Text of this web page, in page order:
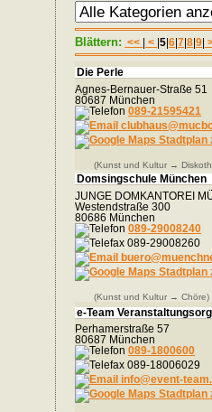
Blättern: << < |5 |6 |7 |8 |9
Die Perle
Agnes-Bernauer-Straße 51
80687 München
089-21595421
Stadtplan
(Kunst und Kultur →
Domsingschule München
JUNGE DOMKANTOREI
Westendstraße 300
80686 München
089-29008240
089-29008260
Stadtplan
(Kunst und Kultur → Chöre)
e-Team
Perhamerstraße 57
80687 München
089-1800600
089-18006029
info@event-
Stadtplan